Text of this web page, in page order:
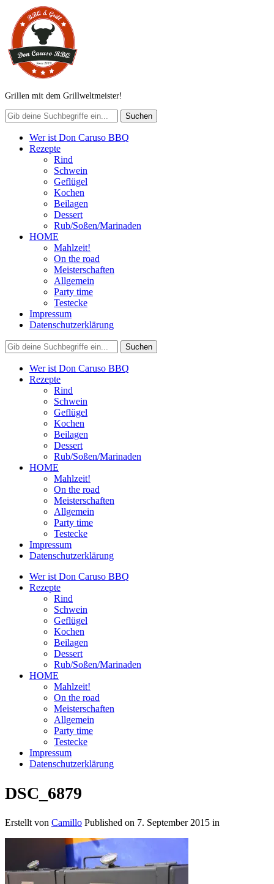
Grillen mit dem Grillweltmeister!
Wer ist Don Caruso BBQ
Rezepte
Rind
Schwein
Geflügel
Kochen
Beilagen
Dessert
Rub/Soßen/Marinaden
HOME
Mahlzeit!
On the road
Meisterschaften
Allgemein
Party time
Testecke
Impressum
Datenschutzerklärung
Wer ist Don Caruso BBQ
Rezepte
Rind
Schwein
Geflügel
Kochen
Beilagen
Dessert
Rub/Soßen/Marinaden
HOME
Mahlzeit!
On the road
Meisterschaften
Allgemein
Party time
Testecke
Impressum
Datenschutzerklärung
Wer ist Don Caruso BBQ
Rezepte
Rind
Schwein
Geflügel
Kochen
Beilagen
Dessert
Rub/Soßen/Marinaden
HOME
Mahlzeit!
On the road
Meisterschaften
Allgemein
Party time
Testecke
Impressum
Datenschutzerklärung
DSC_6879
Erstellt von Camillo Published on 7. September 2015 in